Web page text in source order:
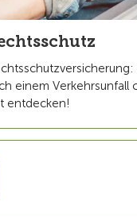
einem Verkehrsunfall
entdecken!